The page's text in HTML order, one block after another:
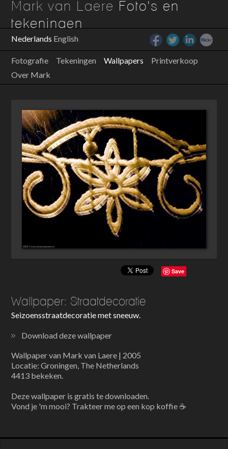
Mark van Laere Foto's en
tekeningen
Nederlands English
Fotografie Tekeningen Wallpapers
Printverkoop
Over Mark
Save
Wallpaper: Straatdecoratie
Seizoensstraatdecoratie met sneeuw.
Download deze wallpaper
Wallpaper van Mark van Laere | 2005
Locatie: Groningen, The Netherlands
4413 bekeken.
Deze wallpaper is gratis te downloaden.
Vond je 'm mooi? Trakteer me op een kop koffie ☕